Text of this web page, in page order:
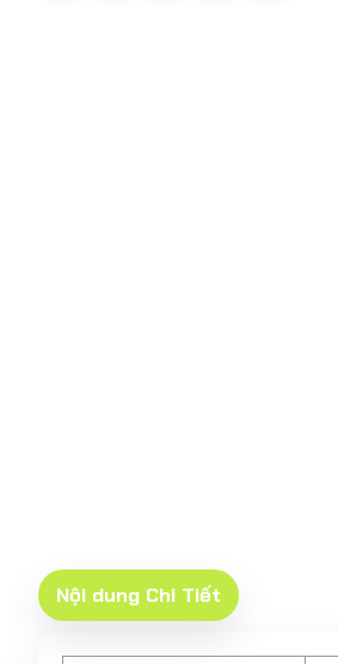
Nội dung Chi Tiết